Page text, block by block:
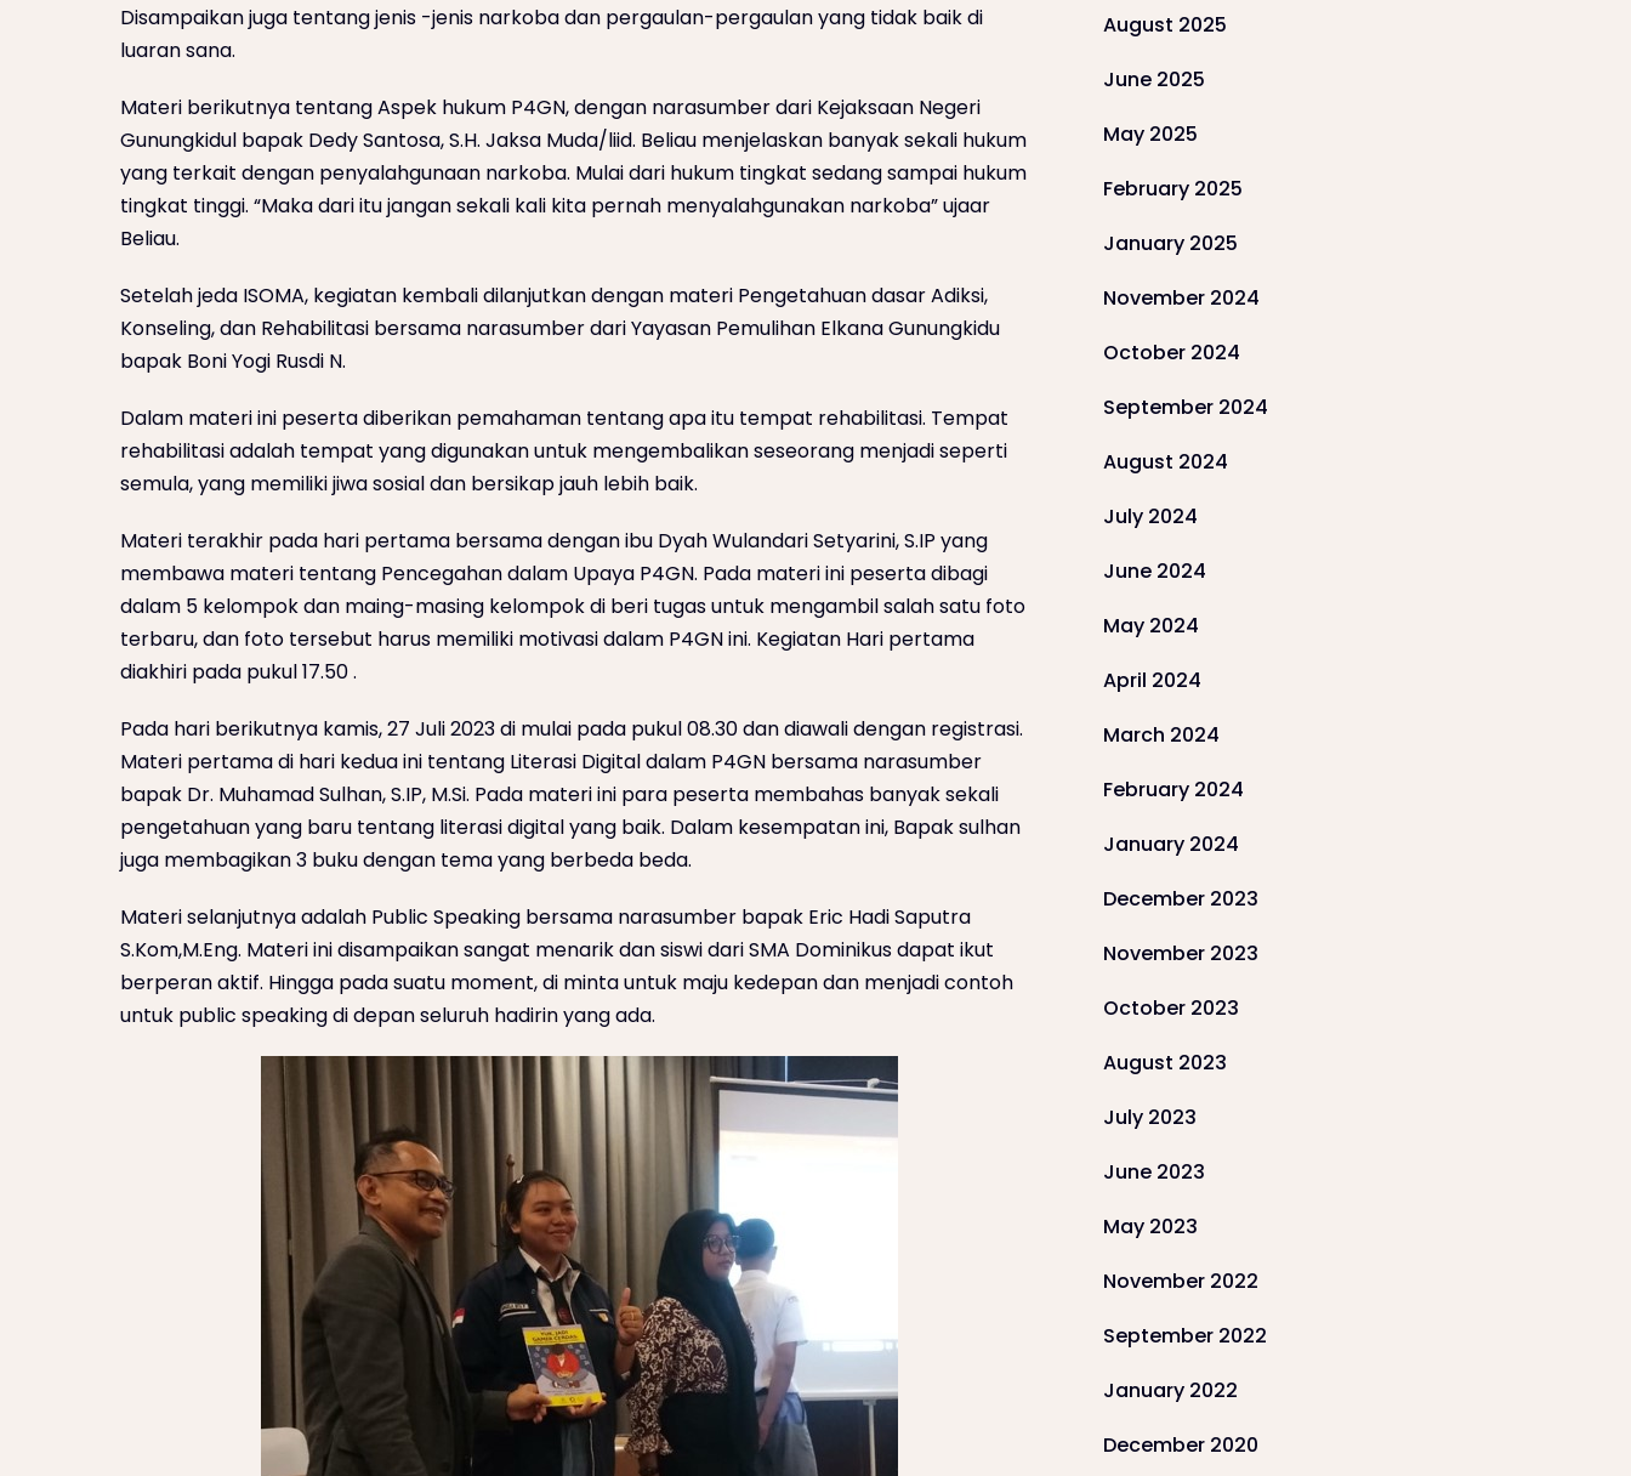
Disampaikan juga tentang jenis -jenis narkoba dan pergaulan-pergaulan yang tidak baik di
luaran sana.
Materi berikutnya tentang Aspek hukum P4GN, dengan narasumber dari Kejaksaan Negeri
Gunungkidul bapak Dedy Santosa, S.H. Jaksa Muda/liid. Beliau menjelaskan banyak sekali hukum
yang terkait dengan penyalahgunaan narkoba. Mulai dari hukum tingkat sedang sampai hukum
tingkat tinggi. “Maka dari itu jangan sekali kali kita pernah menyalahgunakan narkoba” ujaar
Beliau.
Setelah jeda ISOMA, kegiatan kembali dilanjutkan dengan materi Pengetahuan dasar Adiksi,
Konseling, dan Rehabilitasi bersama narasumber dari Yayasan Pemulihan Elkana Gunungkidu
bapak Boni Yogi Rusdi N.
Dalam materi ini peserta diberikan pemahaman tentang apa itu tempat rehabilitasi. Tempat
rehabilitasi adalah tempat yang digunakan untuk mengembalikan seseorang menjadi seperti
semula, yang memiliki jiwa sosial dan bersikap jauh lebih baik.
Materi terakhir pada hari pertama bersama dengan ibu Dyah Wulandari Setyarini, S.IP yang
membawa materi tentang Pencegahan dalam Upaya P4GN. Pada materi ini peserta dibagi
dalam 5 kelompok dan maing-masing kelompok di beri tugas untuk mengambil salah satu foto
terbaru, dan foto tersebut harus memiliki motivasi dalam P4GN ini. Kegiatan Hari pertama
diakhiri pada pukul 17.50 .
Pada hari berikutnya kamis, 27 Juli 2023 di mulai pada pukul 08.30 dan diawali dengan registrasi.
Materi pertama di hari kedua ini tentang Literasi Digital dalam P4GN bersama narasumber
bapak Dr. Muhamad Sulhan, S.IP, M.Si. Pada materi ini para peserta membahas banyak sekali
pengetahuan yang baru tentang literasi digital yang baik. Dalam kesempatan ini, Bapak sulhan
juga membagikan 3 buku dengan tema yang berbeda beda.
Materi selanjutnya adalah Public Speaking bersama narasumber bapak Eric Hadi Saputra
S.Kom,M.Eng. Materi ini disampaikan sangat menarik dan siswi dari SMA Dominikus dapat ikut
berperan aktif. Hingga pada suatu moment, di minta untuk maju kedepan dan menjadi contoh
untuk public speaking di depan seluruh hadirin yang ada.
August 2025
June 2025
May 2025
February 2025
January 2025
November 2024
October 2024
September 2024
August 2024
July 2024
June 2024
May 2024
April 2024
March 2024
February 2024
January 2024
December 2023
November 2023
October 2023
August 2023
July 2023
June 2023
May 2023
November 2022
September 2022
January 2022
December 2020